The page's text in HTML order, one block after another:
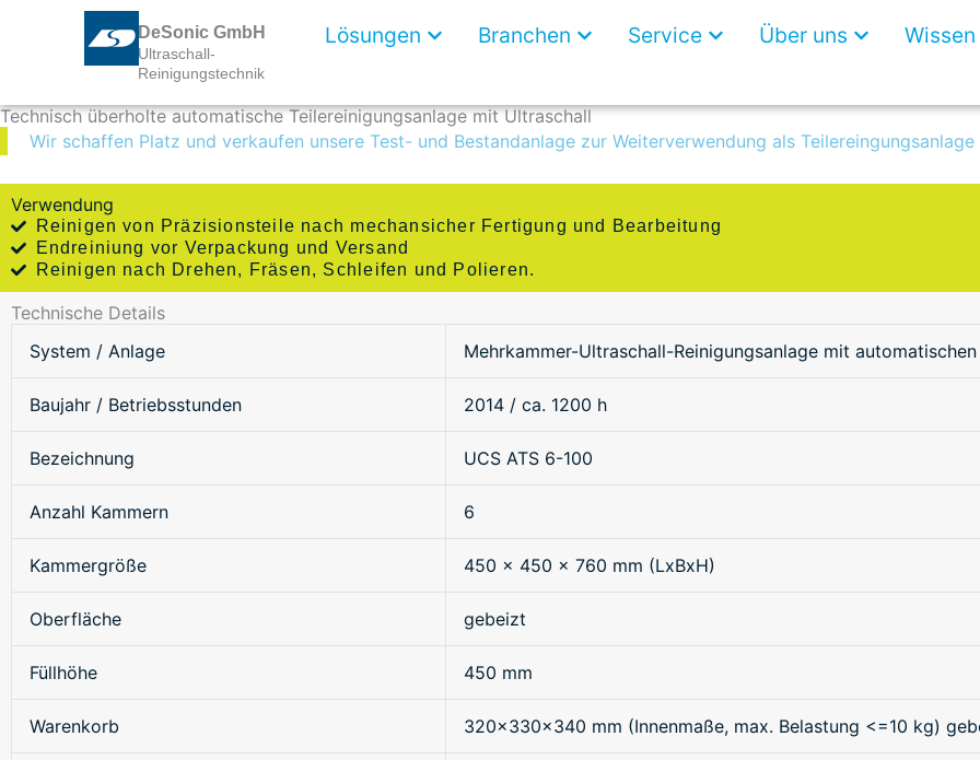
DeSonic GmbH
Ultraschall-
Reinigungstechnik
Lösungen Open Lösungen
Branchen Open Branchen
Service Open Service
Über uns Open Über uns
Wissen
Technisch überholte automatische Teilereinigungsanlage mit Ultraschall
Wir schaffen Platz und verkaufen unsere Test- und Bestandanlage zur Weiterverwendung als
Verwendung
Reinigen von Präzisionsteile nach mechansicher Fertigung und Bearbeitung
Endreiniung vor Verpackung und Versand
Reinigen nach Drehen, Fräsen, Schleifen und Polieren.
Technische Details
System / Anlage
Mehrkammer-Ultraschall-Reinigungsanlage mit
Baujahr / Betriebsstunden 2014 / ca. 1200 h
Bezeichnung UCS ATS 6-100
Anzahl Kammern 6
Kammergröße 450 x 450 x 760 mm (LxBxH)
Oberfläche gebeizt
Füllhöhe 450 mm
Warenkorb 320x330x340 mm (Innenmaße, max. Belastung <=10 kg)